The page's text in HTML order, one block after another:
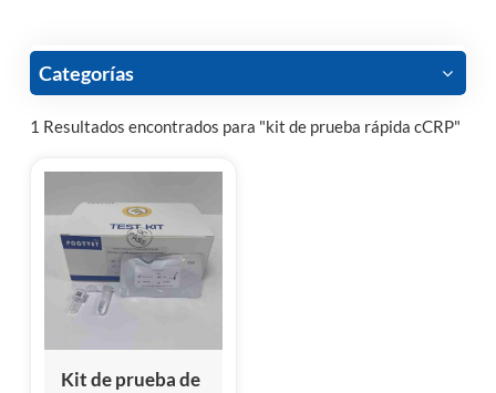
Categorías
1 Resultados encontrados para "kit de prueba rápida cCRP"
Kit de prueba de